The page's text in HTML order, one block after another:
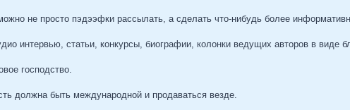
не просто пэдээфки рассылать, а сделать что-нибудь более
интервью, статьи, конкурсы, биографии, колонки ведущих авторов в виде
господство.
должна быть международной и продаваться везде.